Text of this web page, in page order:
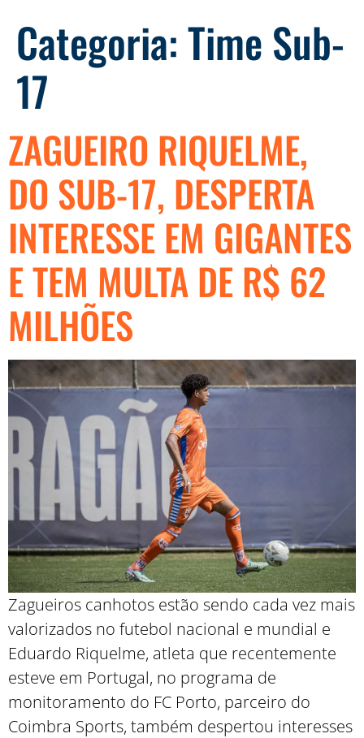
Categoria:Time Sub-
17
ZAGUEIRO RIQUELME,
DO SUB-17, DESPERTA
INTERESSE EM GIGANTES
E TEM MULTA DE R$ 62
MILHÕES
Zagueiros canhotos estão sendo cada vez mais
valorizados no futebol nacional e mundial e
Eduardo Riquelme, atleta que recentemente
esteve em Portugal, no programa de
monitoramento do FC Porto, parceiro do
Coimbra Sports, também despertou interesses